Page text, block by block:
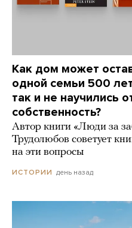
Как дом может
одной семьи 500
так и не научились
собственность?
Автор книги «Люди за
Трудолюбов советует
на эти вопросы
ИСТОРИИ день назад